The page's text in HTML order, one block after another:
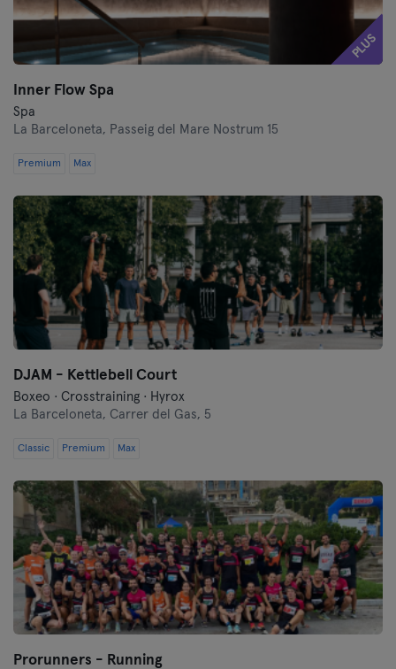
PLUS
Inner Flow Spa
Spa
La Barceloneta, Passeig del Mare Nostrum 15
Premium Max
DJAM - Kettlebell Court
Boxeo · Crosstraining · Hyrox
La Barceloneta, Carrer del Gas, 5
Classic Premium Max
Prorunners - Running